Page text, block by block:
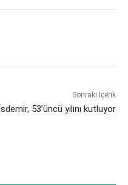
Sonraki İçerik
İsdemir, 53’üncü yılını kutluyor